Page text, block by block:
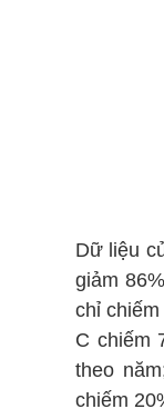
Dữ liệu
giảm
chỉ
C chiếm
theo
chiếm